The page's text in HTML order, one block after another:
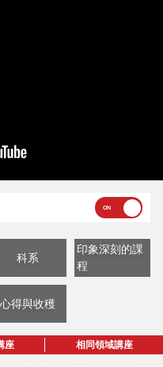
科系
印象深刻的課
程
心得與收穫
座 相同領域講座